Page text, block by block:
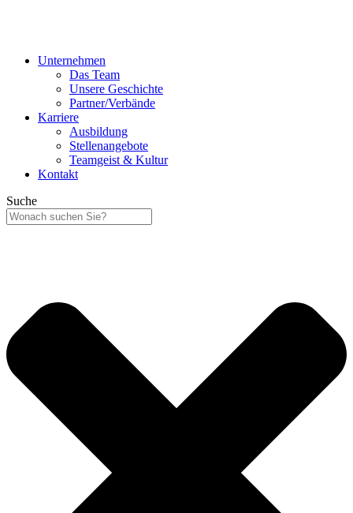
Unternehmen
Das Team
Unsere Geschichte
Partner/Verbände
Karriere
Ausbildung
Stellenangebote
Teamgeist & Kultur
Kontakt
Suche